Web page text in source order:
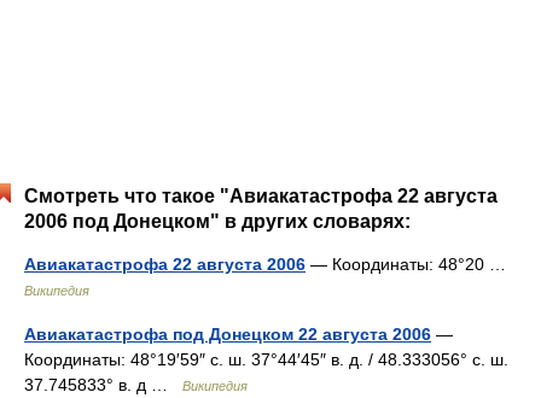
Смотреть что такое "Авиакатастрофа 22 августа
2006 под Донецком" в других словарях:
Авиакатастрофа 22 августа 2006 — Координаты: 48°20 …
Википедия
Авиакатастрофа под Донецком 22 августа 2006 —
Координаты: 48°19′59″ с. ш. 37°44′45″ в. д. / 48.333056° с. ш.
37.745833° в. д …
Википедия